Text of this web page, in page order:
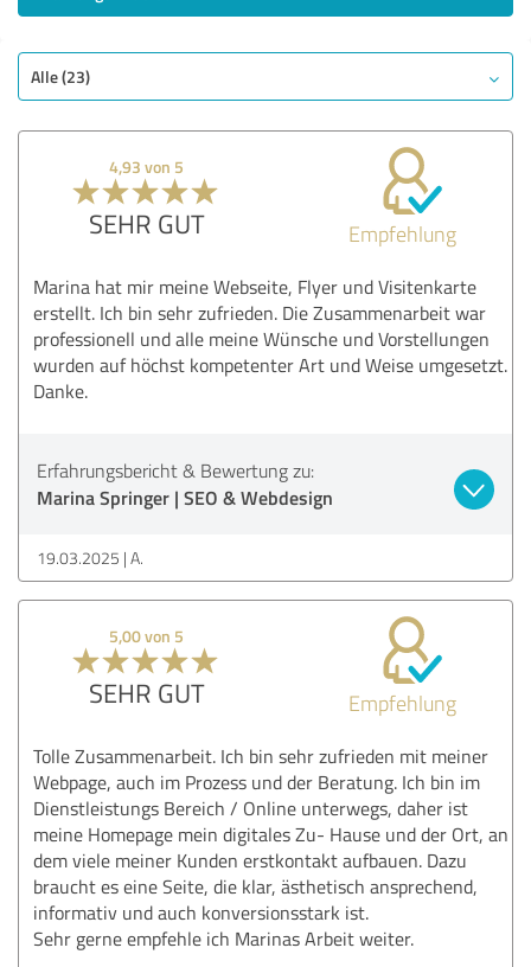
Alle (23)
4,93 von 5
SEHR GUT Empfehlung
Marina hat mir meine Webseite, Flyer und Visitenkarte
erstellt. Ich bin sehr zufrieden. Die Zusammenarbeit war
professionell und alle meine Wünsche und Vorstellungen
wurden auf höchst kompetenter Art und Weise umgesetzt.
Danke.
Erfahrungsbericht & Bewertung zu:
Marina Springer | SEO & Webdesign
19.03.2025 A.
5,00 von 5
SEHR GUT Empfehlung
Tolle Zusammenarbeit. Ich bin sehr zufrieden mit meiner
Webpage, auch im Prozess und der Beratung. Ich bin im
Dienstleistungs Bereich / Online unterwegs, daher ist
meine Homepage mein digitales Zu- Hause und der Ort, an
dem viele meiner Kunden erstkontakt aufbauen. Dazu
braucht es eine Seite, die klar, ästhetisch ansprechend,
informativ und auch konversionsstark ist.
Sehr gerne empfehle ich Marinas Arbeit weiter.